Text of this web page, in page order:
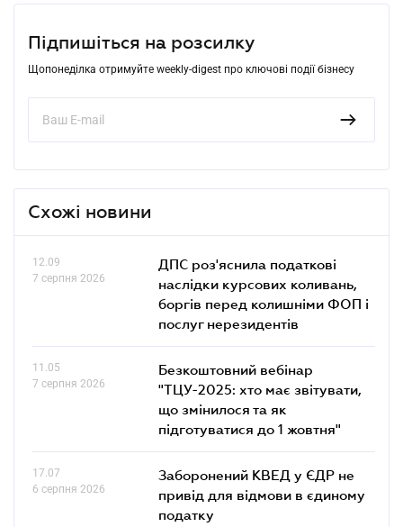
Підпишіться на розсилку
Щопонеділка отримуйте weekly-digest про ключові події бізнесу
Схожі новини
12.09
7 серпня 2026
ДПС роз'яснила податкові
наслідки курсових коливань,
боргів перед колишніми ФОП і
послуг нерезидентів
11.05
7 серпня 2026
Безкоштовний вебінар
"ТЦУ-2025: хто має звітувати,
що змінилося та як
підготуватися до 1 жовтня"
17.07
6 серпня 2026
Заборонений КВЕД у ЄДР не
привід для відмови в єдиному
податку